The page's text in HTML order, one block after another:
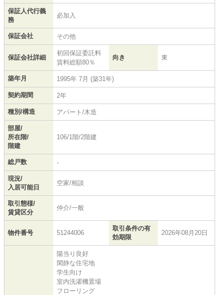
保証人代行義
務
必加入
保証会社 その他
保証会社詳細
初回保証委託料
賃料総額80％
向き 東
築年月 1995年 7月 (築31年)
契約期間 2年
種別/構造 アパート/木造
部屋/
所在階/
階建
106/1階/2階建
総戸数 -
現況/
入居可能日
空家/相談
取引態様/
賃貸区分
仲介/一般
物件番号 51244006
取引条件の有
効期限
2026年08月20日
陽当り良好
閑静な住宅地
学生向け
室内洗濯機置場
フローリング